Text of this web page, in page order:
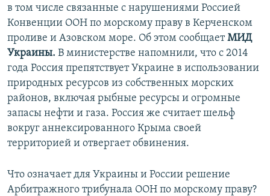
в том числе связанные с нарушениями Россией
Конвенции ООН по морскому праву в Керченском
проливе и Азовском море. Об этом сообщаетМИД
Украины. В министерстве напомнили, что с 2014
года Россия препятствует Украине в использовании
природных ресурсов из собственных морских
районов, включая рыбные ресурсы и огромные
запасы нефти и газа. Россия же считает шельф
вокруг аннексированного Крыма своей
территорией и отвергает обвинения.
Что означает для Украины и России решение
Арбитражного трибунала ООН по морскому праву?